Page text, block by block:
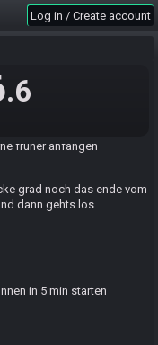
Log in / Create account
.6
Roll Beer League
Fall 2025 Seed…
OfficerMiauMiau#8525.
früher anfangen
grad noch das ende vom
dann gehts los
in 5 min starten